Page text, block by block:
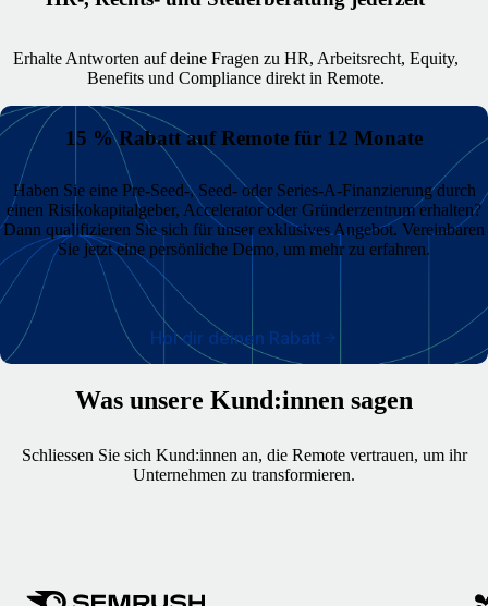
Erhalte Antworten auf deine Fragen zu HR, Arbeitsrecht, Equity,
Benefits und Compliance direkt in Remote.
15 % Rabatt auf Remote für 12 Monate
Haben Sie eine Pre-Seed-, Seed- oder Series-A-Finanzierung durch
einen Risikokapitalgeber, Accelerator oder Gründerzentrum erhalten?
Dann qualifizieren Sie sich für unser exklusives Angebot. Vereinbaren
Sie jetzt eine persönliche Demo, um mehr zu erfahren.
Hol dir deinen Rabatt
Was unsere Kund:innen sagen
Schliessen Sie sich Kund:innen an, die Remote vertrauen, um ihr
Unternehmen zu transformieren.